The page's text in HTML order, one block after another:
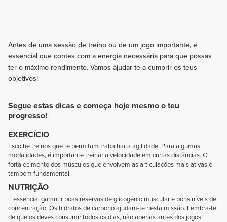
Antes de uma sessão de treino ou de um jogo importante, é
essencial que contes com a energia necessária para que possas
ter o máximo rendimento. Vamos ajudar-te a cumprir os teus
objetivos!
Segue estas dicas e começa hoje mesmo o teu
progresso!
EXERCÍCIO
Escolhe treinos que te permitam trabalhar a agilidade. Para algumas
modalidades, é importante treinar a velocidade em curtas distâncias. O
fortalecimento dos músculos que envolvem as articulações mais ativas é
também fundamental.
NUTRIÇÃO
É essencial garantir boas reservas de glicogénio muscular e bons níveis de
concentração. Os hidratos de carbono ajudam-te nesta missão. Lembra-te
de que os deves consumir todos os dias, não apenas antes dos jogos.